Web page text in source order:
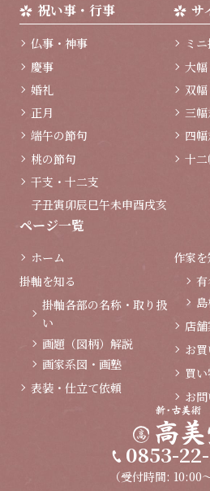
祝い事・行事
仏事・神事
慶事
婚礼
正月
端午の節句
桃の節句
干支・十二支
子丑寅卯辰巳午未申酉戌亥
サ
ミ
大幅
双幅
三幅
四幅
十
ページ一覧
ホーム
掛軸を知る
掛軸各部の名称・取り扱
い
画題（図柄）解説
画家系図・画塾
表装・仕立て依頼
作家を
店
お
買
お
0853-
（受付時間: 10:00